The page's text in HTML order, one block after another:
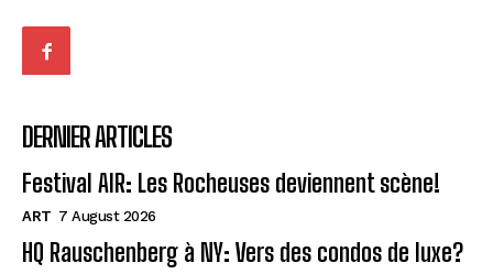
DERNIER ARTICLES
Festival AIR: Les Rocheuses deviennent scène!
ART 7 August 2026
HQ Rauschenberg à NY: Vers des condos de luxe?